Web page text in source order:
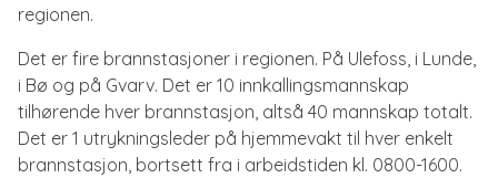
regionen.
Det er fire brannstasjoner i regionen. På Ulefoss, i Lunde,
i Bø og på Gvarv. Det er 10 innkallingsmannskap
tilhørende hver brannstasjon, altså 40 mannskap totalt.
Det er 1 utrykningsleder på hjemmevakt til hver enkelt
brannstasjon, bortsett fra i arbeidstiden kl. 0800-1600.